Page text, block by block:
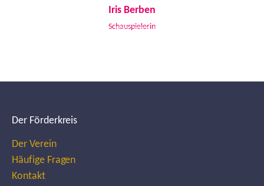
Iris Berben
Schauspielerin
Der Förderkreis
Der Verein
Häufige Fragen
Kontakt